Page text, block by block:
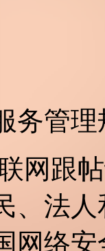
务管理
网跟
、法
网络